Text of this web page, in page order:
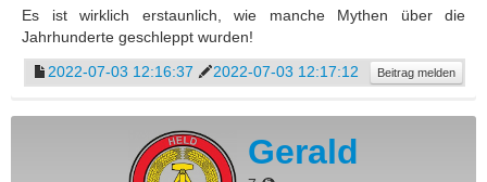
Es ist wirklich erstaunlich, wie manche Mythen über die
Jahrhunderte geschleppt wurden!
2022-07-03 12:16:37
2022-07-03 12:17:12 Beitrag melden
Gerald